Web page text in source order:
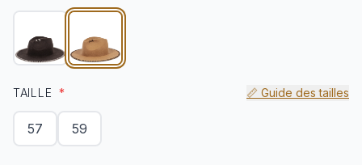
TAILLE * 📏 Guide des tailles
57 59